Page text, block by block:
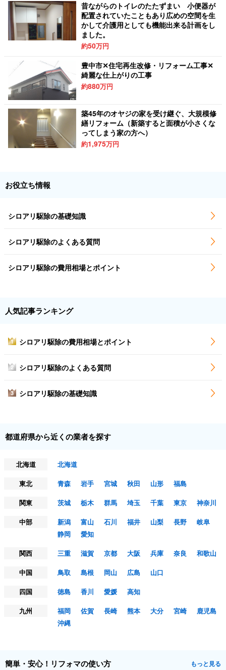
昔ながらのトイレのたたずまい 小便器が
配置されていたこともあり広めの空間を生
かして介護用としても機能出来る計画をし
ました。
約50万円
豊中市✕住宅再生改修・リフォーム工事✕
綺麗な仕上がりの工事
約880万円
築45年のオヤジの家を受け継ぐ、大規模修
繕リフォーム（新築すると面積が小さくな
ってしまう家の方へ）
約1,975万円
お役立ち情報
シロアリ駆除の基礎知識
シロアリ駆除のよくある質問
シロアリ駆除の費用相場とポイント
人気記事ランキング
1 シロアリ駆除の費用相場とポイント
2 シロアリ駆除のよくある質問
3 シロアリ駆除の基礎知識
都道府県から近くの業者を探す
北海道
北海道
東北
青森 岩手 宮城 秋田 山形
福島
関東
茨城 栃木 群馬 埼玉 千葉 東京
神奈川
中部
新潟 富山 石川 福井 山梨 長野
岐阜
静岡
愛知
関西
三重 滋賀 京都 大阪 兵庫 奈良
和歌山
中国
鳥取 島根 岡山 広島
山口
四国
徳島 香川 愛媛
高知
九州
福岡 佐賀 長崎 熊本 大分 宮崎
鹿児島
沖縄
簡単・安心！リフォマの使い方 もっと見る